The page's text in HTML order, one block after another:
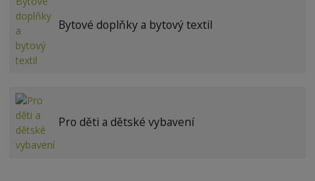
Bytové doplňky a bytový textil
Pro děti a dětské vybavení